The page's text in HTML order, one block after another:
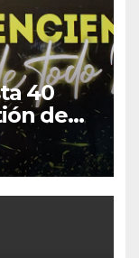
40
de